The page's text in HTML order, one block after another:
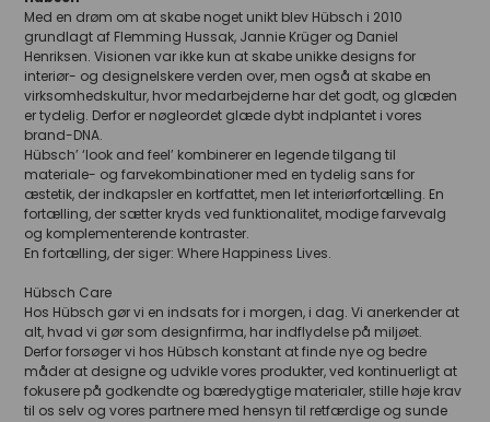
Med en drøm om at skabe noget unikt blev Hübsch i 2010
grundlagt af Flemming Hussak, Jannie Krüger og Daniel
Henriksen. Visionen var ikke kun at skabe unikke designs for
interiør- og designelskere verden over, men også at skabe en
virksomhedskultur, hvor medarbejderne har det godt, og glæden
er tydelig. Derfor er nøgleordet glæde dybt indplantet i vores
brand-DNA.
Hübsch’ ‘look and feel’ kombinerer en legende tilgang til
materiale- og farvekombinationer med en tydelig sans for
æstetik, der indkapsler en kortfattet, men let interiørfortælling. En
fortælling, der sætter kryds ved funktionalitet, modige farvevalg
og komplementerende kontraster.
En fortælling, der siger: Where Happiness Lives.
Hübsch Care
Hos Hübsch gør vi en indsats for i morgen, i dag. Vi anerkender at
alt, hvad vi gør som designfirma, har indflydelse på miljøet.
Derfor forsøger vi hos Hübsch konstant at finde nye og bedre
måder at designe og udvikle vores produkter, ved kontinuerligt at
fokusere på godkendte og bæredygtige materialer, stille høje krav
til os selv og vores partnere med hensyn til retfærdige og sunde